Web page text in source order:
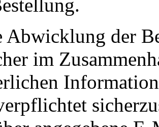
Abwicklung der
im